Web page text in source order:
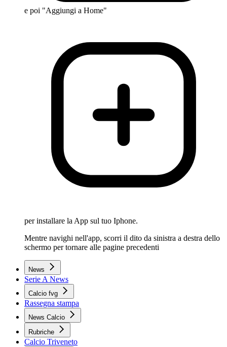
e poi "Aggiungi a Home"
per installare la App sul tuo Iphone.
Mentre navighi nell'app, scorri il dito da sinistra a destra dello
schermo per tornare alle pagine precedenti
News
Serie A News
Calcio fvg
Rassegna stampa
News Calcio
Rubriche
Calcio Triveneto